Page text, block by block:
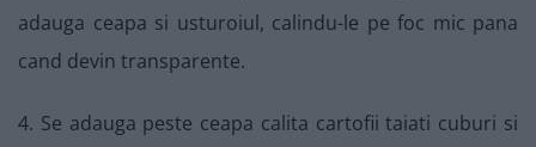
adauga ceapa si usturoiul, calindu-le pe foc mic pana
cand devin transparente.
4. Se adauga peste ceapa calita cartofii taiati cuburi si